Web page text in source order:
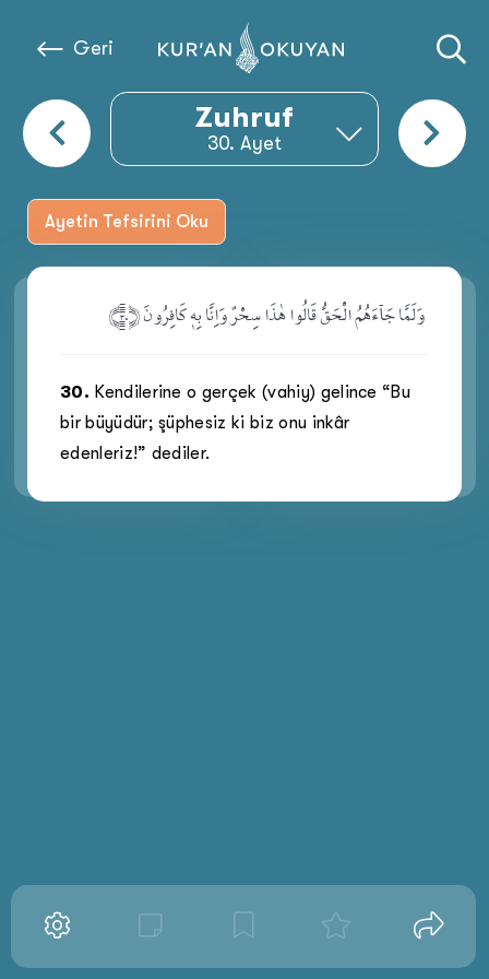
Geri
Zuhruf
30. Ayet
Ayetin Tefsirini Oku
وَلَمَّا جَآءَهُمُ الْحَقُّ قَالُوا هٰذَا سِحْرٌ وَاِنَّا بِه۪ كَافِرُونَ ﴿.٣﴾
30. Kendilerine o gerçek (vahiy) gelince “Bu
bir büyüdür; şüphesiz ki biz onu inkâr
edenleriz!” dediler.